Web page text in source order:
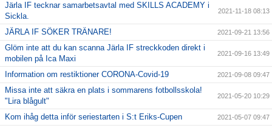
Järla IF tecknar samarbetsavtal med SKILLS ACADEMY i
Sickla.
2021-11-18 08:13
JÄRLA IF SÖKER TRÄNARE! 2021-09-21 13:56
Glöm inte att du kan scanna Järla IF streckkoden direkt i
mobilen på Ica Maxi
2021-09-16 13:49
Information om restiktioner CORONA-Covid-19 2021-09-08 09:47
Missa inte att säkra en plats i sommarens fotbollsskola!
"Lira blågult"
2021-05-20 10:29
Kom ihåg detta inför seriestarten i S:t Eriks-Cupen 2021-05-07 09:47